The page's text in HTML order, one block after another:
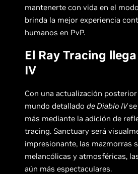
mantenerte con vida en el
brinda la mejor experiencia
humanos en PvP.
El Ray Tracing
IV
Con una actualización
mundo detalladode Diablo IV
más mediante la adición de
tracing. Sanctuary será
impresionante, las mazmorras
melancólicas y atmosféricas,
aún más espectaculares.